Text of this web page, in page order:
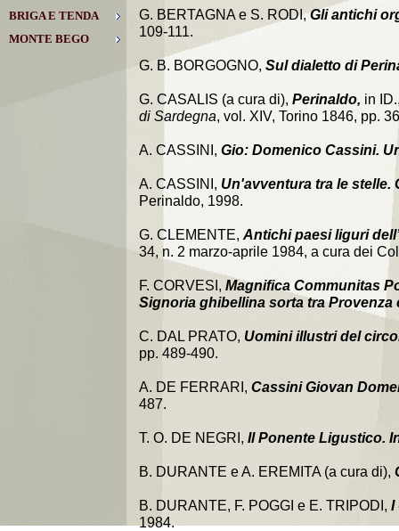
BRIGA E TENDA
MONTE BEGO
G. BERTAGNA e S. RODI,Gli antichi
109-111.
G. B. BORGOGNO, Sul dialetto di
G. CASALIS (a cura di), Perinaldo, in
di Sardegna, vol. XIV, Torino 1846, pp.
A. CASSINI, Gio: Domenico Cassini.
A. CASSINI, Un'avventura tra le stelle.
Perinaldo, 1998.
G. CLEMENTE, Antichi paesi liguri
34, n. 2 marzo-aprile 1984, a cura dei
F. CORVESI, Magnifica Communitas
Signoria ghibellina sorta tra Provenza
C. DAL PRATO, Uomini illustri del
pp. 489-490.
A. DE FERRARI, Cassini Giovan
487.
T. O. DE NEGRI, Il Ponente Ligustico.
B. DURANTE e A. EREMITA (a cura di),
B. DURANTE, F. POGGI e E. TRIPODI, I
1984.